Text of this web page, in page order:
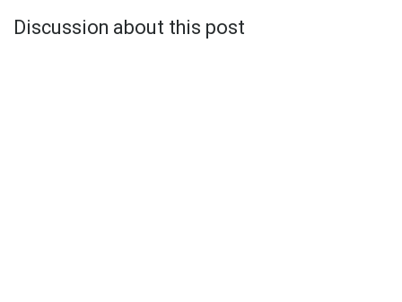
Discussion about this post